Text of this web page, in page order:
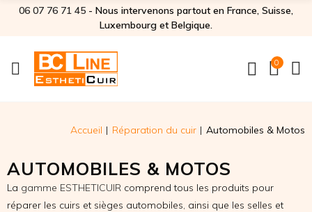
06 07 76 71 45‬ - Nous intervenons partout en France, Suisse,
Luxembourg et Belgique.
0
Accueil Réparation du cuir Automobiles & Motos
AUTOMOBILES & MOTOS
La gamme ESTHETICUIR comprend tous les produits pour
réparer les cuirs et sièges automobiles, ainsi que les selles et